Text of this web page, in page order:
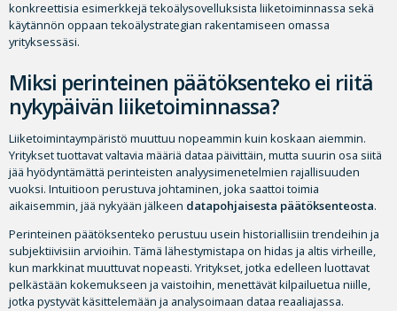
konkreettisia esimerkkejä tekoälysovelluksista liiketoiminnassa sekä
käytännön oppaan tekoälystrategian rakentamiseen omassa
yrityksessäsi.
Miksi perinteinen päätöksenteko ei riitä
nykypäivän liiketoiminnassa?
Liiketoimintaympäristö muuttuu nopeammin kuin koskaan aiemmin.
Yritykset tuottavat valtavia määriä dataa päivittäin, mutta suurin osa siitä
jää hyödyntämättä perinteisten analyysimenetelmien rajallisuuden
vuoksi. Intuitioon perustuva johtaminen, joka saattoi toimia
aikaisemmin, jää nykyään jälkeen datapohjaisesta päätöksenteosta.
Perinteinen päätöksenteko perustuu usein historiallisiin trendeihin ja
subjektiivisiin arvioihin. Tämä lähestymistapa on hidas ja altis virheille,
kun markkinat muuttuvat nopeasti. Yritykset, jotka edelleen luottavat
pelkästään kokemukseen ja vaistoihin, menettävät kilpailuetua niille,
jotka pystyvät käsittelemään ja analysoimaan dataa reaaliajassa.